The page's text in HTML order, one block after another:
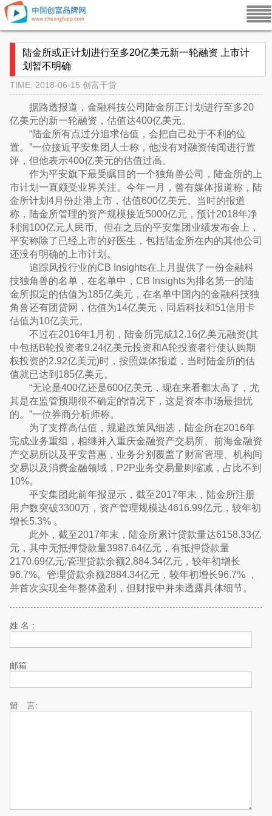
陆金所或正计划进行至多20亿美元新一轮融资 上市计
划暂不明确
TIME: 2018-06-15 创富干货
据路透报道，金融科技公司陆金所正计划进行至多20
亿美元的新一轮融资，估值达400亿美元。
“陆金所有点过分追求估值，会把自己处于不利的位
置。”一位接近平安集团人士称，他没有对融资传闻进行置
评，但他表示400亿美元的估值过高。
作为平安旗下最受瞩目的一个独角兽公司，陆金所的上
市计划一直颇受业界关注。今年一月，曾有媒体报道称，陆
金所计划4月份赴港上市，估值600亿美元。当时的报道
称，陆金所管理的资产规模接近5000亿元，预计2018年净
利润100亿元人民币。但在之后的平安集团业绩发布会上，
平安称除了已经上市的好医生，包括陆金所在内的其他公司
还没有明确的上市计划。
追踪风投行业的CB Insights在上月提供了一份金融科
技独角兽的名单，在名单中，CB Insights为排名第一的陆
金所拟定的估值为185亿美元，在名单中国内的金融科技独
角兽还有团贷网，估值为14亿美元，同盾科技和51信用卡
估值为10亿美元。
不过在2016年1月初，陆金所完成12.16亿美元融资(其
中包括B轮投资者9.24亿美元投资和A轮投资者行使认购期
权投资的2.92亿美元)时，按照媒体报道，当时陆金所的估
值就已达到185亿美元。
“无论是400亿还是600亿美元，现在来看都太高了，尤
其是在监管预期很不确定的情况下，这是资本市场最担忧
的。”一位券商分析师称。
为了支撑高估值，规避政策风细选，陆金所在2016年
完成业务重组，相继并入重庆金融资产交易所、前海金融资
产交易所以及平安普惠，业务分别覆盖了财富管理、机构间
交易以及消费金融领域，P2P业务交易量则缩减，占比不到
10%。
平安集团此前年报显示，截至2017年末，陆金所注册
用户数突破3300万，资产管理规模达4616.99亿元，较年初
增长5.3% 。
此外，截至2017年末，陆金所累计贷款量达6158.33亿
元，其中无抵押贷款量3987.64亿元，有抵押贷款量
2170.69亿元;管理贷款余额2,884.34亿元，较年初增长
96.7%。管理贷款余额2884.34亿元，较年初增长96.7% ，
并首次实现全年整体盈利，但财报中并未透露具体细节。
姓 名：
邮箱
留 言: